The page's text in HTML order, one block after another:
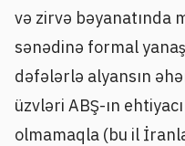
və zirvə bəyanatında
sənədinə formal
dəfələrlə alyansın
üzvləri ABŞ-ın
olmamaqla (bu il